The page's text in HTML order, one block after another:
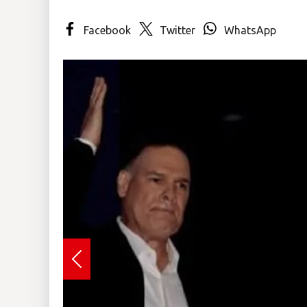
Multimedia
Facebook Twitter WhatsApp
Previous